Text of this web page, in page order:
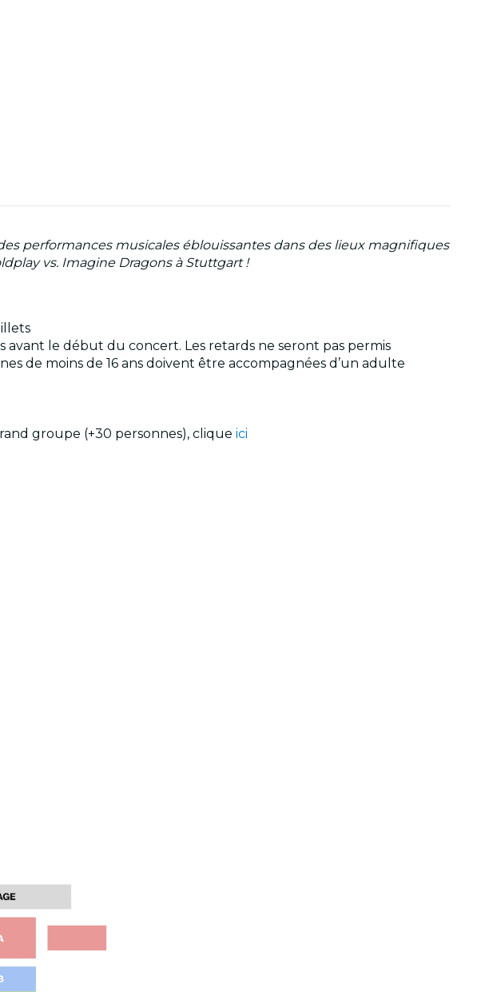
performances musicales éblouissantes dans des lieux magnifiques
vs. Imagine Dragons à Stuttgart !
avant le début du concert. Les retards ne seront pas permis
de moins de 16 ans doivent être accompagnées d’un adulte
groupe (+30 personnes), clique ici